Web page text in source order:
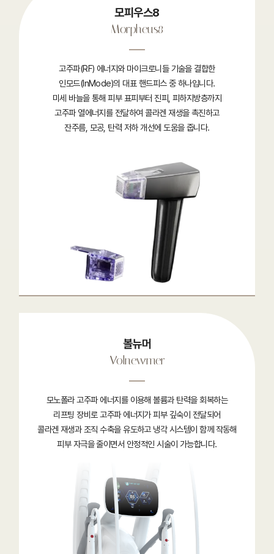
모피우스8
Morpheus8
고주파(RF) 에너지와 마이크로니들 기술을 결합한
인모드(InMode)의 대표 핸드피스 중 하나입니다.
미세 바늘을 통해 피부 표피부터 진피, 피하지방층까지
고주파 열에너지를 전달하여 콜라겐 재생을 촉진하고
잔주름, 모공, 탄력 저하 개선에 도움을 줍니다.
볼뉴머
Volnewmer
모노폴라 고주파 에너지를 이용해 볼륨과 탄력을 회복하는
리프팅 장비로 고주파 에너지가 피부 깊숙이 전달되어
콜라겐 재생과 조직 수축을 유도하고 냉각 시스템이 함께 작동해
피부 자극을 줄이면서 안정적인 시술이 가능합니다.